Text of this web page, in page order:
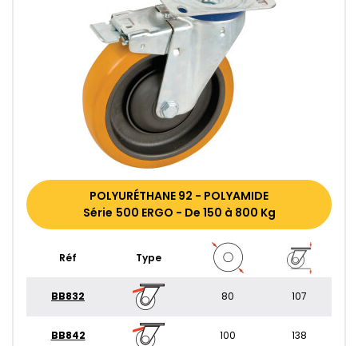
POLYURÉTHANE 92 - POLYAMIDE
Série 500 ERGO - De 150 à 800 Kg
Réf Type
BB832 80 107
BB842 100 138